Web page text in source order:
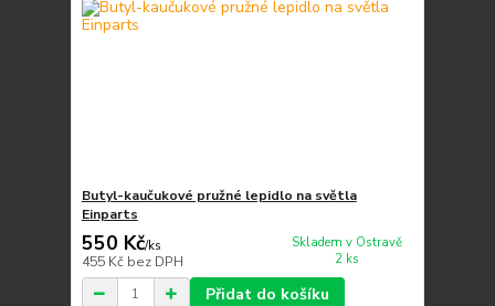
Butyl-kaučukové pružné lepidlo na světla
Einparts
550 Kč/ks
455 Kč bez DPH
Skladem v Ostravě
2 ks
Přidat do košíku